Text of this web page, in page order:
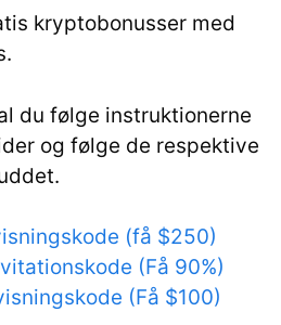
kryptobonusser med
du følge instruktionerne
og følge de respektive
(få $250)
(Få 90%)
(Få $100)